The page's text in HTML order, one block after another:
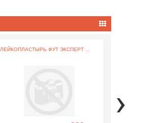
ЛЕЙКОПЛАСТЫРЬ ФУТ ЭКСПЕРТ ...
›